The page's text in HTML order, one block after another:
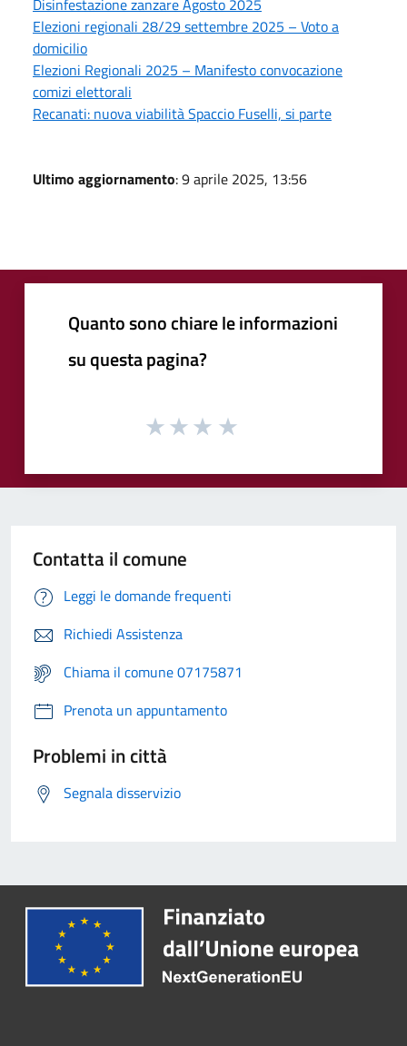
Elezioni regionali 28/29 settembre 2025 – Voto a
domicilio
Elezioni Regionali 2025 – Manifesto convocazione
comizi elettorali
Recanati: nuova viabilità Spaccio Fuselli, si parte
Ultimo aggiornamento: 9 aprile 2025, 13:56
Quanto sono chiare le informazioni
su questa pagina?
Contatta il comune
Leggi le domande frequenti
Richiedi Assistenza
Chiama il comune 07175871
Prenota un appuntamento
Problemi in città
Segnala disservizio